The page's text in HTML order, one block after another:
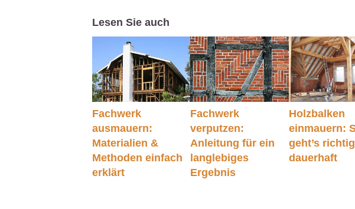
Lesen Sie auch
Fachwerk
ausmauern:
Materialien &
Methoden einfach
erklärt
Fachwerk
verputzen:
Anleitung für ein
langlebiges
Ergebnis
Holzbalken
einmauern:
geht’s
dauerhaft